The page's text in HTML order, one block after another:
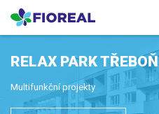
RELAX PARK TŘEBOŇ
Multifunkční projekty